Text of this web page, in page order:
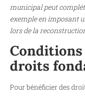
municipal peut
exemple en imposant
lors de la
droits
Pour bénéficier des